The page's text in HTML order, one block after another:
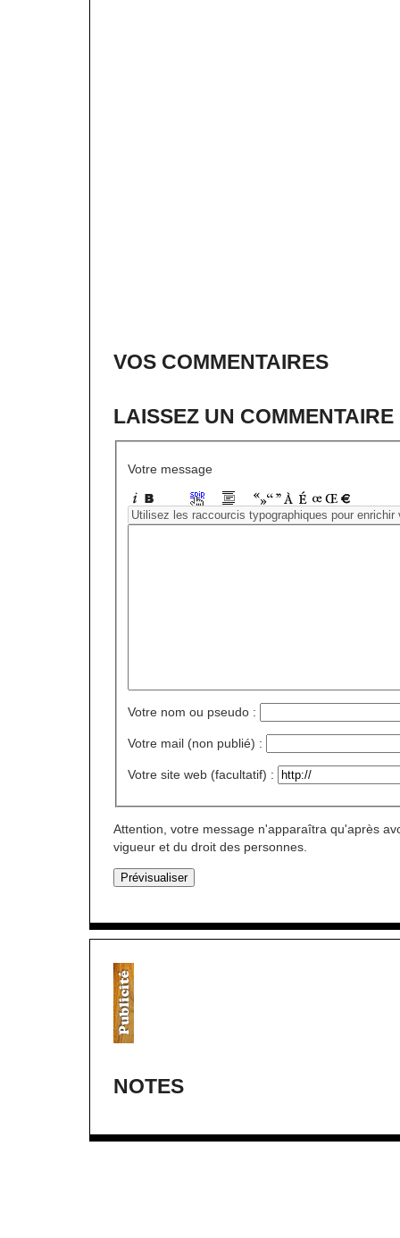
VOS COMMENTAIRES
LAISSEZ UN COMMENTAIRE
Votre message
Votre nom ou pseudo :
Votre mail (non publié) :
Votre site web (facultatif) :
Attention, votre message n'apparaîtra qu'après
vigueur et du droit des personnes.
NOTES